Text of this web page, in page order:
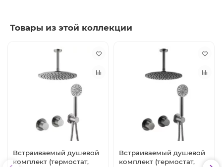
Товары из этой коллекции
Встраиваемый душевой
комплект (термостат,
Встраиваемый душевой
комплект (термостат,